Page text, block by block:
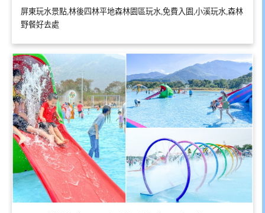
屏東玩水景點,林後四林平地森林園區玩水,免費入園,小溪玩水,森林
野餐好去處